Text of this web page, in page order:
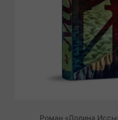
Роман «Долина